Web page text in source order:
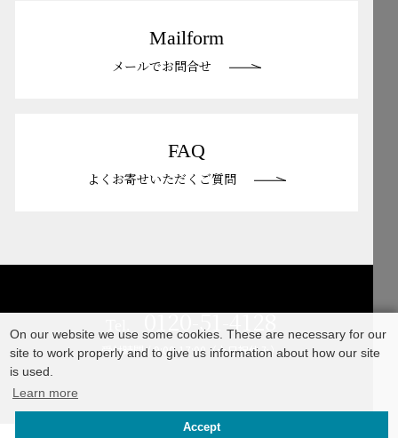
Mailform
メールでお問合せ
FAQ
よくお寄せいただくご質問
0120-51-4128
受付時間 / 9:00-17:00（土日祝休み）
On our website we use some cookies. These are necessary for our
site to work properly and to give us information about how our site
is used.
Learn more
Accept